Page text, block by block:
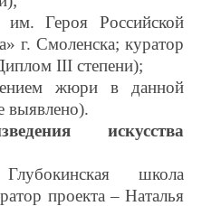
Российской
г. Смоленска; куратор
III степени);
жюри в данной
выявлено).
искусства
школа
проекта – Наталья